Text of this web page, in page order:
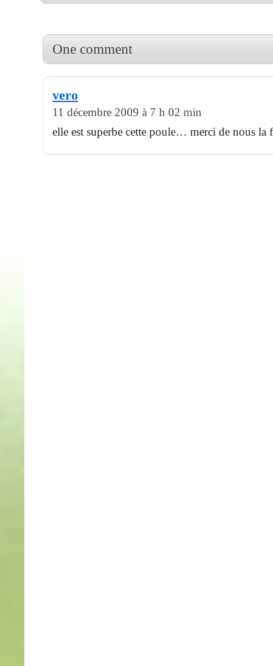
One comment
vero
11 décembre 2009 à 7 h 02 min
elle est superbe cette poule… merci de nous la